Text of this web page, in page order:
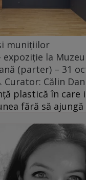
munițiilor
expoziție la
(parter) – 31
Curator: Călin
plastică în care
fără să